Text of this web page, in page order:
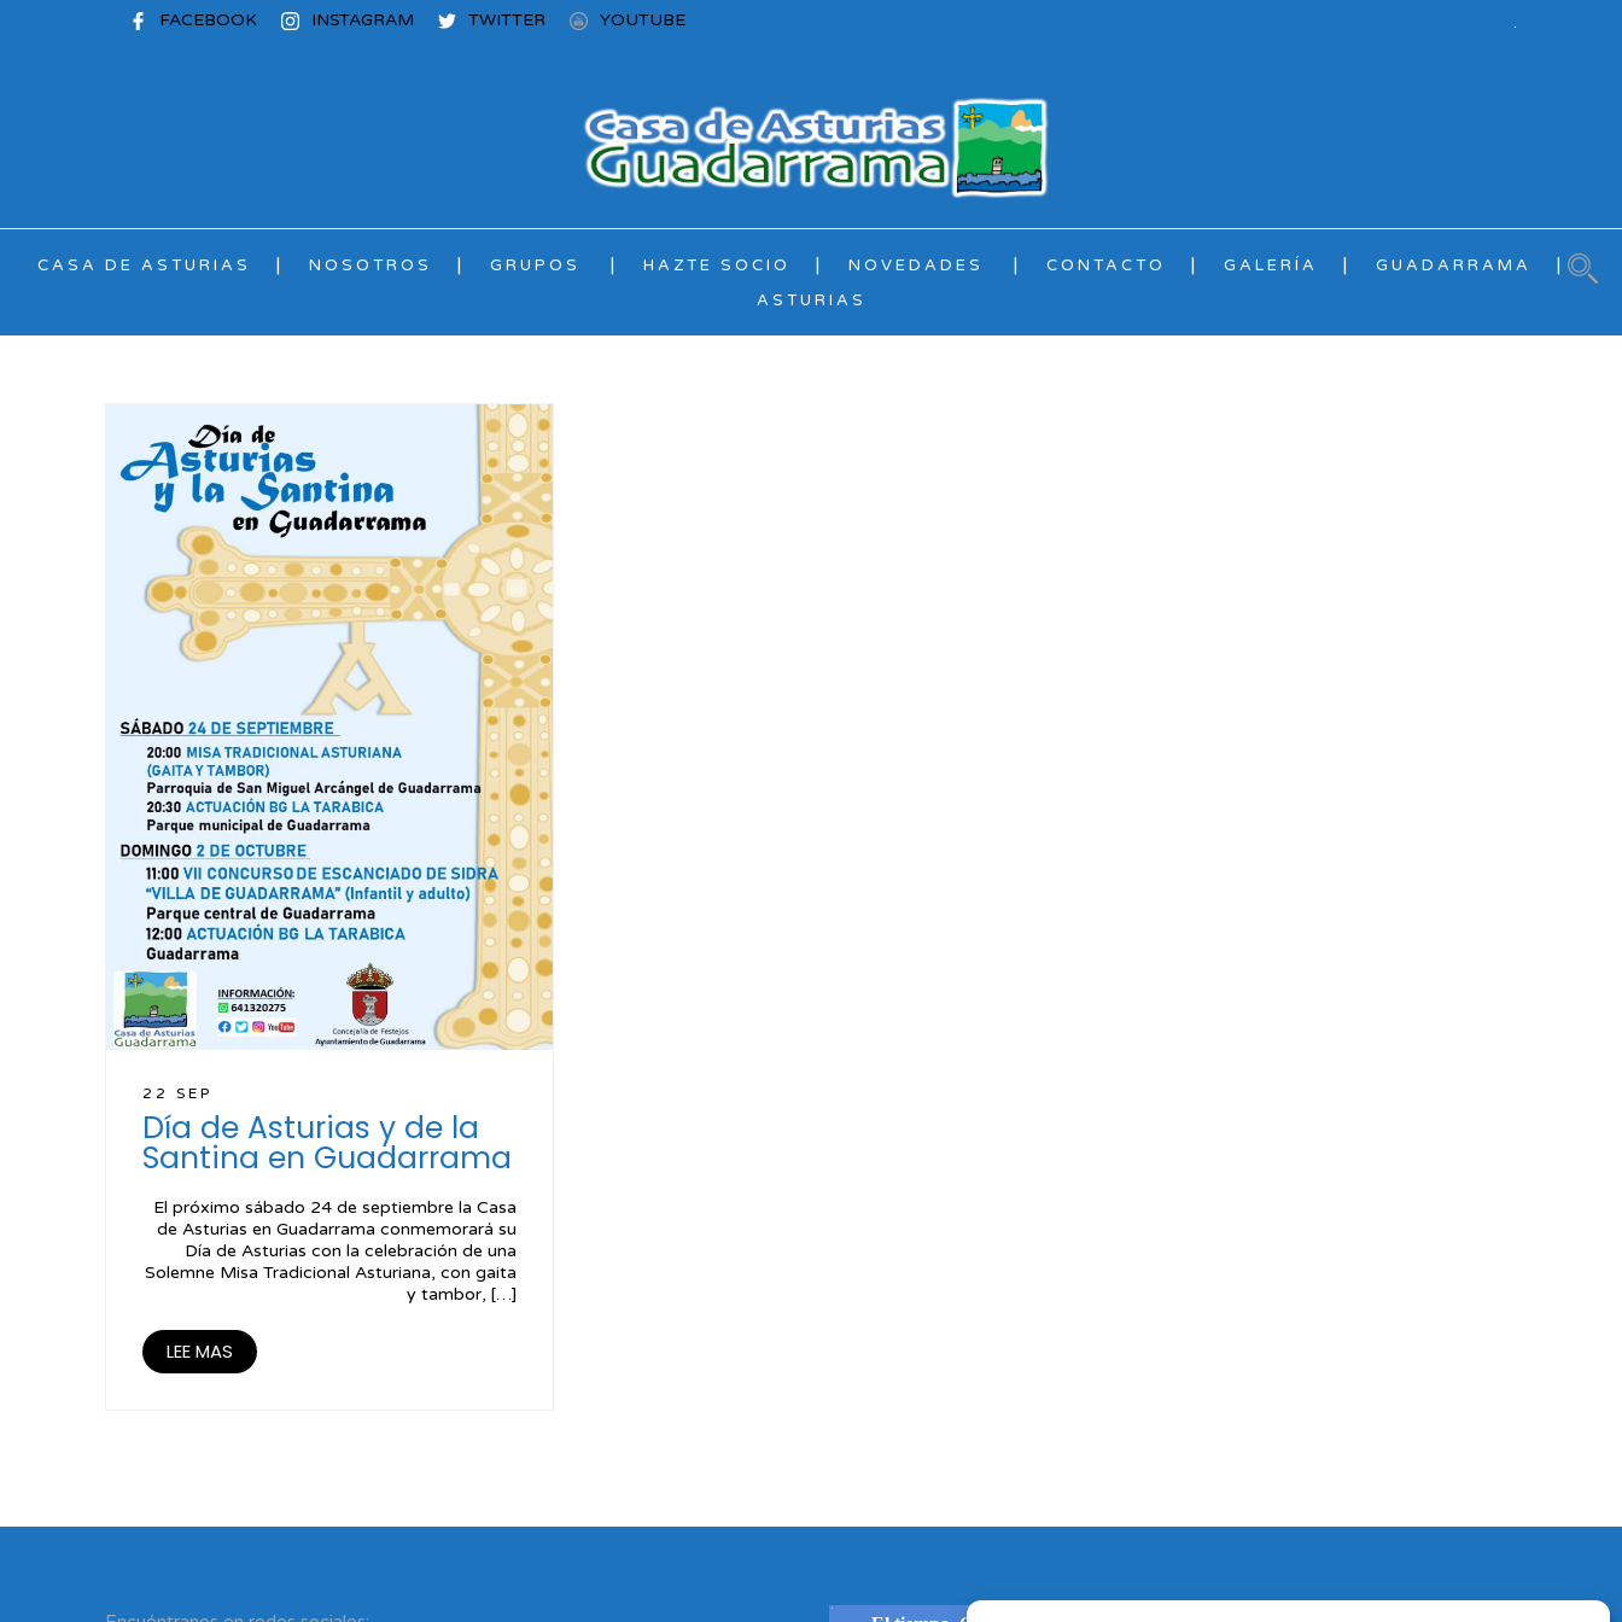
FACEBOOK INSTAGRAM TWITTER YOUTUBE .
CASA DE ASTURIAS NOSOTROS GRUPOS HAZTE SOCIO NOVEDADES CONTACTO GALERÍA
GUADARRAMA
ASTURIAS
22 SEP
Día de Asturias y de la
Santina en Guadarrama
El próximo sábado 24 de septiembre la Casa
de Asturias en Guadarrama conmemorará su
Día de Asturias con la celebración de una
Solemne Misa Tradicional Asturiana, con gaita
y tambor, […]
LEE MAS